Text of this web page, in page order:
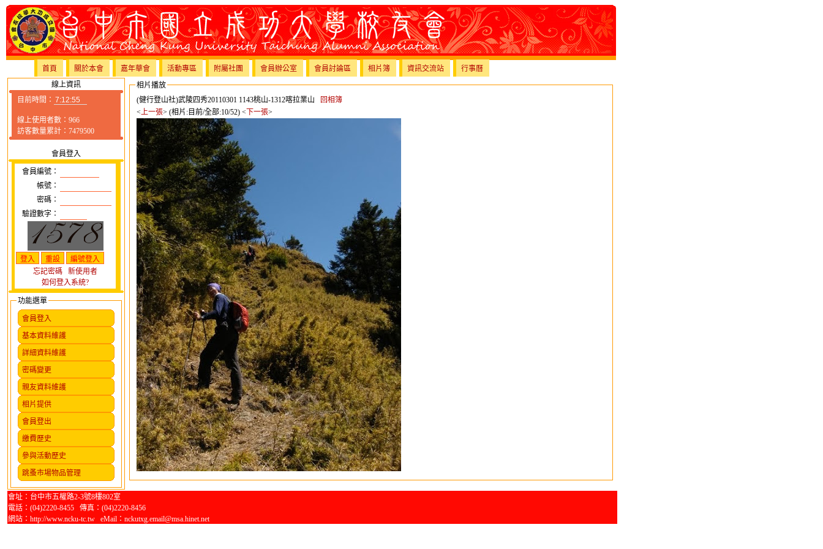
首頁 關於本會 嘉年華會 活動專區 附屬社團 會員辦公室 會員討論區 相片簿 資訊交流站
行事曆
線上資訊
目前時間：
線上使用者數：966
訪客數量累計：7479500
會員登入
會員編號：
帳號：
密碼：
驗證數字：
忘記密碼
新使用者
如何登入系統?
功能選單
會員登入
基本資料維護
詳細資料維護
密碼變更
親友資料維護
相片提供
會員登出
繳費歷史
參與活動歷史
跳蚤市場物品管理
相片播放
(健行登山社)武陵四秀20110301 1143桃山-1312喀拉業山
回相簿
<上一張> (相片:目前/全部:10/52) < 下一張>
會址：台中市五權路2-3號8樓802室
電話：(04)2220-8455 傳真：(04)2220-8456
網站：http://www.ncku-tc.tw eMail：nckutxg.email@msa.hinet.net